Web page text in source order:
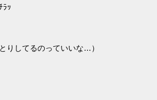
ﾗｯ
りしてるのっていいな…）